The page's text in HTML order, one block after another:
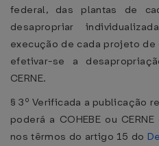
federal, das plantas de
desapropriar
execução de cada projeto
efetivar-se a
CERNE.
§ 3º Verificada a publicação
poderá a COHEBE ou
nos têrmos do artigo 15 do